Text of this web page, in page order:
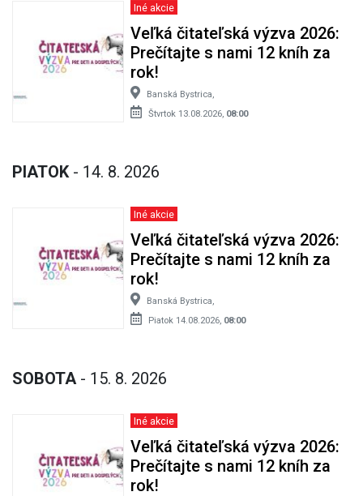
Iné akcie
Veľká čitateľská výzva 2026:
Prečítajte s nami 12 kníh za
rok!
Banská Bystrica,
Štvrtok 13.08.2026, 08:00
PIATOK - 14. 8. 2026
Iné akcie
Veľká čitateľská výzva 2026:
Prečítajte s nami 12 kníh za
rok!
Banská Bystrica,
Piatok 14.08.2026, 08:00
SOBOTA - 15. 8. 2026
Iné akcie
Veľká čitateľská výzva 2026:
Prečítajte s nami 12 kníh za
rok!